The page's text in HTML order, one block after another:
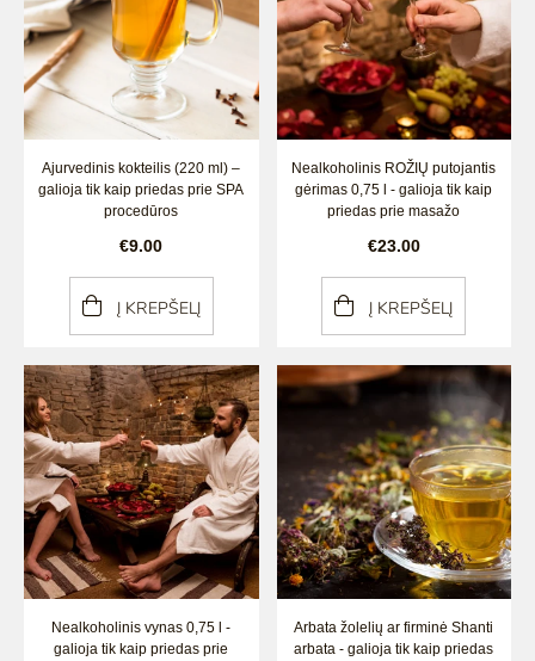
Ajurvedinis kokteilis (220 ml) –
galioja tik kaip priedas prie SPA
procedūros
€9.00
Į KREPŠELĮ
Nealkoholinis ROŽIŲ putojantis
gėrimas 0,75 l - galioja tik kaip
priedas prie masažo
€23.00
Į KREPŠELĮ
Nealkoholinis vynas 0,75 l -
galioja tik kaip priedas prie
Arbata žolelių ar firminė Shanti
arbata - galioja tik kaip priedas